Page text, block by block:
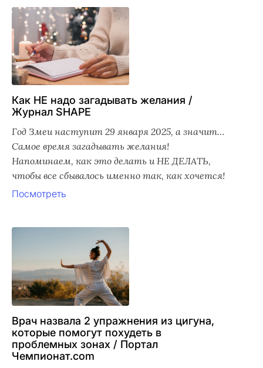
Как НЕ надо загадывать желания /
Журнал SHAPE
Год Змеи наступит 29 января 2025, а значит…
Самое время загадывать желания!
Напоминаем, как это делать и НЕ ДЕЛАТЬ,
чтобы все сбывалось именно так, как хочется!
Посмотреть
Врач назвала 2 упражнения из цигуна,
которые помогут похудеть в
проблемных зонах / Портал
Чемпионат.com